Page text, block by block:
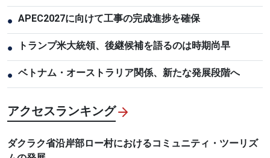
● APEC2027に向けて工事の完成進捗を確保
● トランプ米大統領、後継候補を語るのは時期尚早
● ベトナム・オーストラリア関係、新たな発展段階へ
アクセスランキング
ダクラク省沿岸部ロー村におけるコミュニティ・ツーリズ